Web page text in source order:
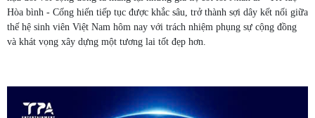
Hòa bình - Cống hiến tiếp tục được khắc sâu, trở thành sợi dây kết nối giữa
thế hệ sinh viên Việt Nam hôm nay với trách nhiệm phụng sự cộng đồng
và khát vọng xây dựng một tương lai tốt đẹp hơn.